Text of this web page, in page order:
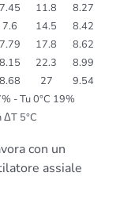
7.45 11.8
8.27
7.6 14.5
8.42
7.79 17.8
8.62
8.15 22.3
8.99
8.68 27
9.54
- Tu 0°C 19%
ΔT 5°C
con un
assiale